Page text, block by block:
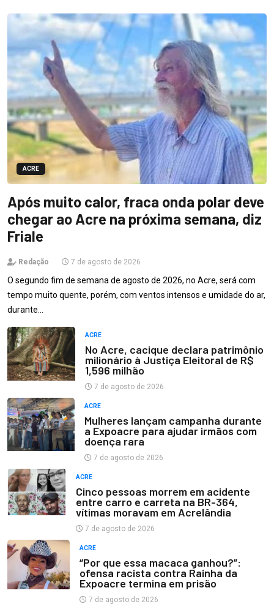
ACRE
Após muito calor, fraca onda polar deve
chegar ao Acre na próxima semana, diz
Friale
Redação 7 de agosto de 2026
O segundo fim de semana de agosto de 2026, no Acre, será com
tempo muito quente, porém, com ventos intensos e umidade do ar,
durante…
ACRE
No Acre, cacique declara patrimônio
milionário à Justiça Eleitoral de R$
1,596 milhão
7 de agosto de 2026
ACRE
Mulheres lançam campanha durante
a Expoacre para ajudar irmãos com
doença rara
7 de agosto de 2026
ACRE
Cinco pessoas morrem em acidente
entre carro e carreta na BR-364,
vítimas moravam em Acrelândia
7 de agosto de 2026
ACRE
“Por que essa macaca ganhou?”:
ofensa racista contra Rainha da
Expoacre termina em prisão
7 de agosto de 2026